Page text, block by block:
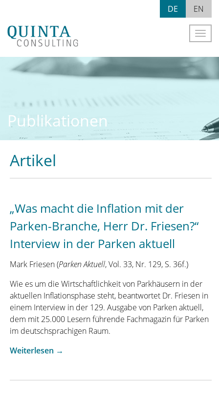
content
DE EN
Publikationen
Artikel
„Was macht die Inflation mit der
Parken-Branche, Herr Dr. Friesen?“
Interview in der Parken aktuell
Mark Friesen (Parken Aktuell, Vol. 33, Nr. 129, S. 36f.)
Wie es um die Wirtschaftlichkeit von Parkhäusern in der
aktuellen Inflationsphase steht, beantwortet Dr. Friesen in
einem Interview in der 129. Ausgabe von Parken aktuell,
dem mit 25.000 Lesern führende Fachmagazin für Parken
im deutschsprachigen Raum.
Weiterlesen „„Was
→